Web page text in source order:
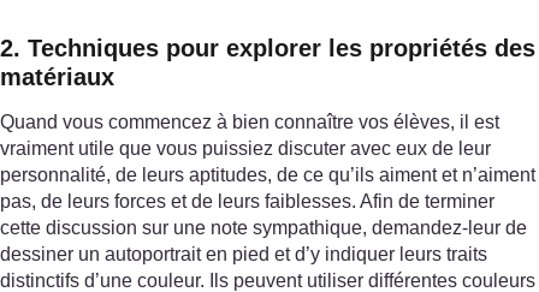
2. Techniques pour explorer les propriétés des
matériaux
Quand vous commencez à bien connaître vos élèves, il est
vraiment utile que vous puissiez discuter avec eux de leur
personnalité, de leurs aptitudes, de ce qu’ils aiment et n’aiment
pas, de leurs forces et de leurs faiblesses. Afin de terminer
cette discussion sur une note sympathique, demandez-leur de
dessiner un autoportrait en pied et d’y indiquer leurs traits
distinctifs d’une couleur. Ils peuvent utiliser différentes couleurs